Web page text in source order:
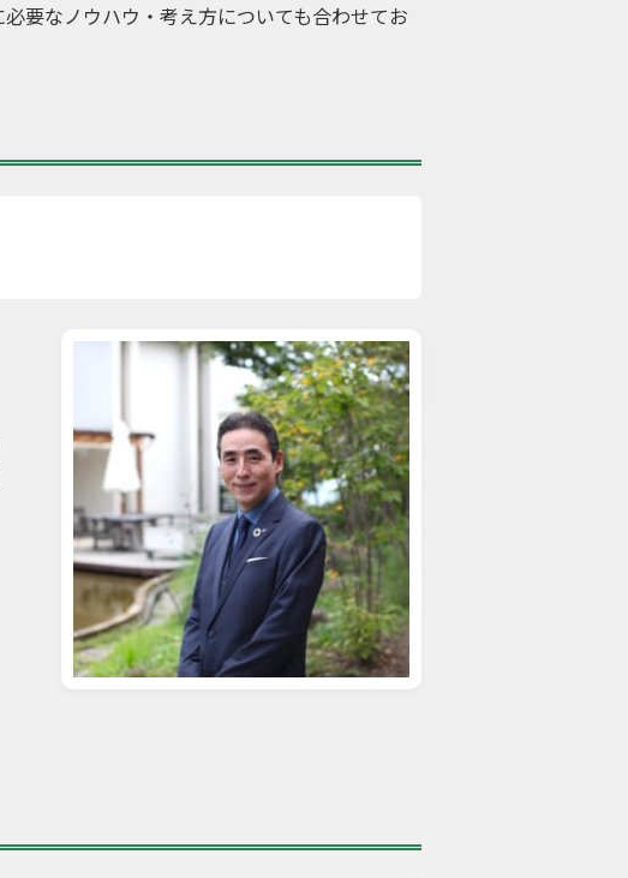
要なノウハウ・考え方についても合わせてお